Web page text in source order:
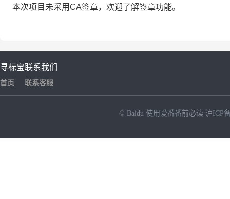
本次项目未采用CA签章，欢迎了解签章功能。
寻标宝
首页
联系我们
联系客服
© Baidu 使用爱番番前必读 沪ICP